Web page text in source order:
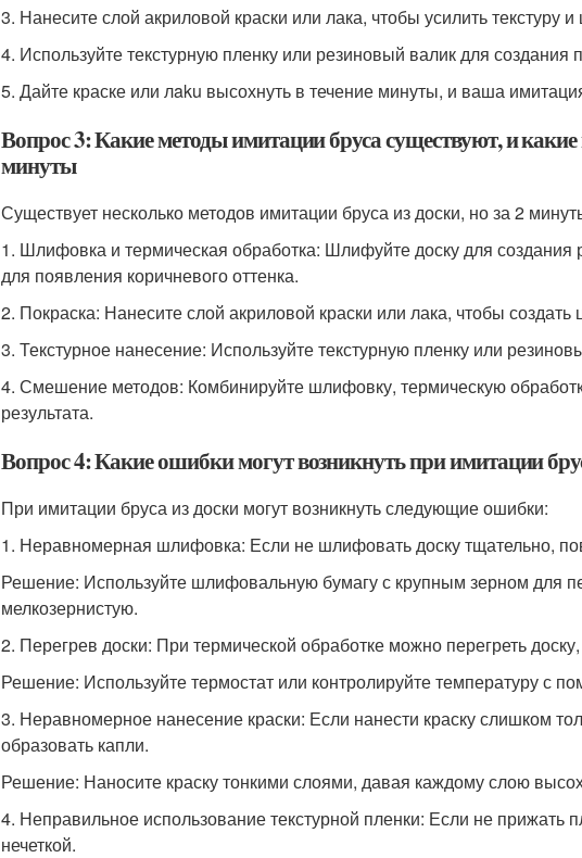
3. Нанесите слой акриловой краски или лака, чтобы усилить текстуру и
4. Используйте текстурную пленку или резиновый валик для
5. Дайте краске или лaku высохнуть в течение минуты, и ваша
Вопрос 3: Какие методы имитации бруса существуют, и какие
минуты
Существует несколько методов имитации бруса из доски, но за 2
1. Шлифовка и термическая обработка: Шлифуйте доску для создания
для появления коричневого оттенка.
2. Покраска: Нанесите слой акриловой краски или лака, чтобы
3. Текстурное нанесение: Используйте текстурную пленку или
4. Смешение методов: Комбинируйте шлифовку, термическую
результата.
Вопрос 4: Какие ошибки могут возникнуть при имитации
При имитации бруса из доски могут возникнуть следующие ошибки:
1. Неравномерная шлифовка: Если не шлифовать доску тщательно,
Решение: Используйте шлифовальную бумагу с крупным зерном для
мелкозернистую.
2. Перегрев доски: При термической обработке можно перегреть
Решение: Используйте термостат или контролируйте температуру с
3. Неравномерное нанесение краски: Если нанести краску слишком
образовать капли.
Решение: Наносите краску тонкими слоями, давая каждому слою
4. Неправильное использование текстурной пленки: Если не прижать
нечеткой.